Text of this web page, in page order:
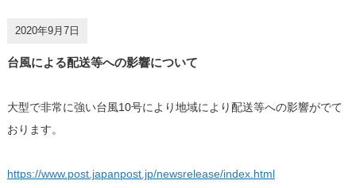
2020年9月7日
台風による配送等への影響について
大型で非常に強い台風10号により地域により配送等への影響がでて
おります。
https://www.post.japanpost.jp/newsrelease/index.html